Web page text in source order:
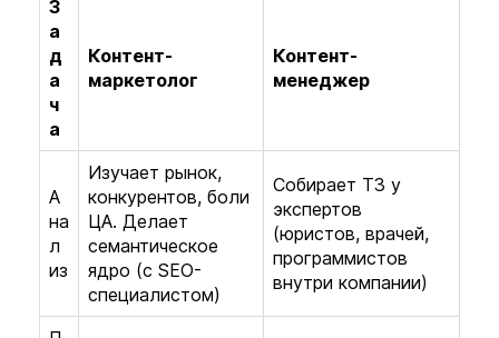
З
а
д
а
ч
а
Контент-
маркетолог
Контент-
менеджер
А
на
л
из
Изучает рынок,
конкурентов, боли
ЦА. Делает
семантическое
ядро (с SEO-
специалистом)
Собирает ТЗ у
экспертов
(юристов, врачей,
программистов
внутри компании)